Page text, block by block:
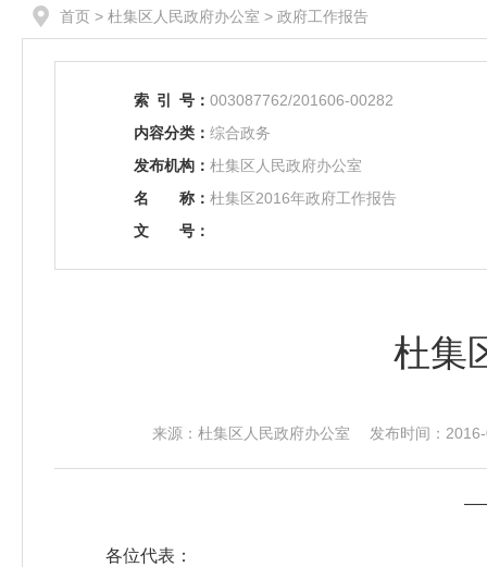
首页 > 杜集区人民政府办公室 > 政府工作报告
索 引 号： 003087762/201606-00282
内容分类： 综合政务
发布机构： 杜集区人民政府办公室
名
称： 杜集区2016年政府工作报告
文
号：
杜集
来源：杜集区人民政府办公室 发布时间：
各位代表：